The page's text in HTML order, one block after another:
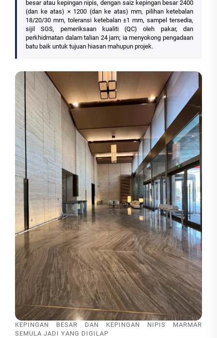
besar atau kepingan nipis, dengan saiz kepingan besar 2400
(dan ke atas) × 1200 (dan ke atas) mm, pilihan ketebalan
18/20/30 mm, toleransi ketebalan ±1 mm, sampel tersedia,
sijil SGS, pemeriksaan kualiti (QC) oleh pakar, dan
perkhidmatan dalam talian 24 jam; ia menyokong pengadaan
batu baik untuk tujuan hiasan mahupun projek.
KEPINGAN BESAR DAN KEPINGAN NIPIS MARMAR
SEMULA JADI YANG DIGILAP